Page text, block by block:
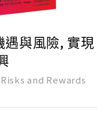
與風險, 實現
and Rewards